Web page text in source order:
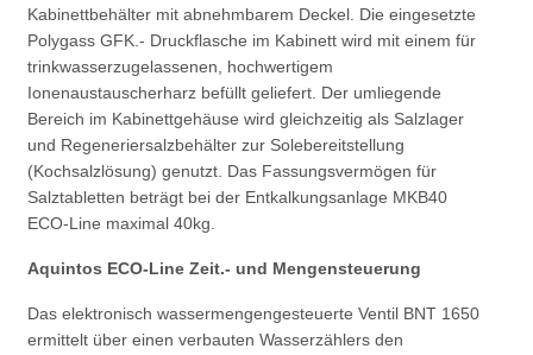
Kabinettbehälter mit abnehmbarem Deckel. Die eingesetzte
Polygass GFK.- Druckflasche im Kabinett wird mit einem für
trinkwasserzugelassenen, hochwertigem
Ionenaustauscherharz befüllt geliefert. Der umliegende
Bereich im Kabinettgehäuse wird gleichzeitig als Salzlager
und Regeneriersalzbehälter zur Solebereitstellung
(Kochsalzlösung) genutzt. Das Fassungsvermögen für
Salztabletten beträgt bei der Entkalkungsanlage MKB40
ECO-Line maximal 40kg.
Aquintos ECO-Line Zeit.- und Mengensteuerung
Das elektronisch wassermengengesteuerte Ventil BNT 1650
ermittelt über einen verbauten Wasserzählers den